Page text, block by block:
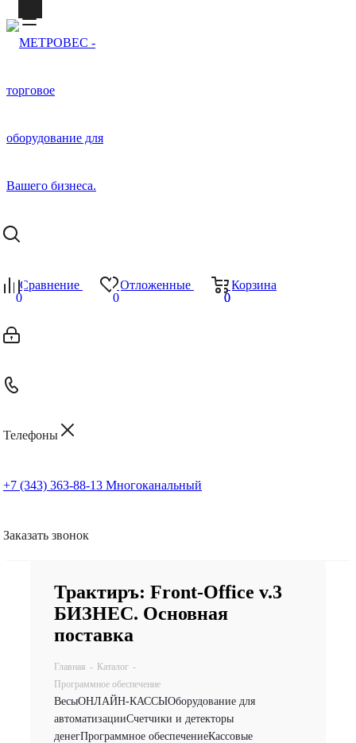
Сравнение
0
Отложенные
0
Корзина
0
0
Телефоны
+7 (343) 363-88-13 Многоканальный
Заказать звонок
Трактиръ: Front-Office v.3
БИЗНЕС. Основная
поставка
Главная - Каталог -
Программное обеспечение
ВесыОНЛАЙН-КАССЫОборудование для
автоматизацииСчетчики и детекторы
денегПрограммное обеспечениеКассовые